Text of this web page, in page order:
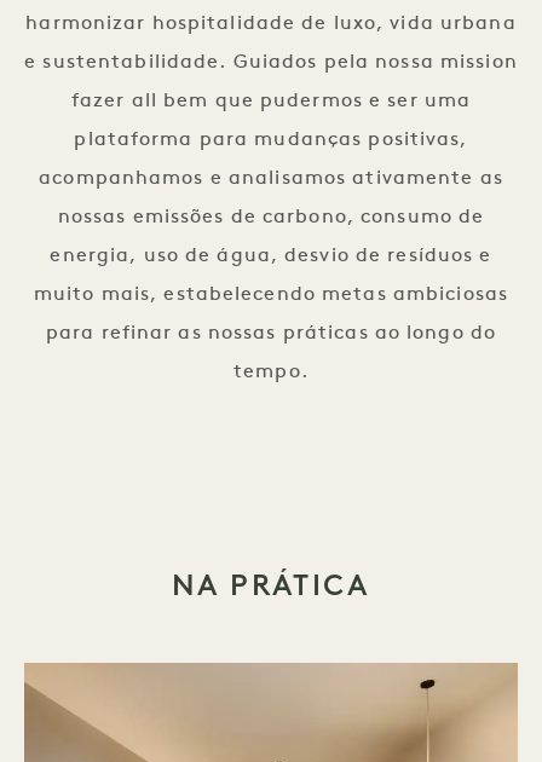
harmonizar hospitalidade de luxo, vida urbana
e sustentabilidade. Guiados pela nossa mission
fazer all bem que pudermos e ser uma
plataforma para mudanças positivas,
acompanhamos e analisamos ativamente as
nossas emissões de carbono, consumo de
energia, uso de água, desvio de resíduos e
muito mais, estabelecendo metas ambiciosas
para refinar as nossas práticas ao longo do
tempo.
NA PRÁTICA